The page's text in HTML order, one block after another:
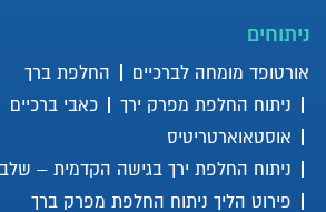
ניתוחים
אורטופד מומחה לברכיים
החלפת ברך
ניתוח החלפת מפרק ירך
כאבי ברכיים
אוסטאוארטריטיס
ניתוח החלפת ירך בגישה הקדמית –
פירוט הליך ניתוח החלפת מפרק ברך